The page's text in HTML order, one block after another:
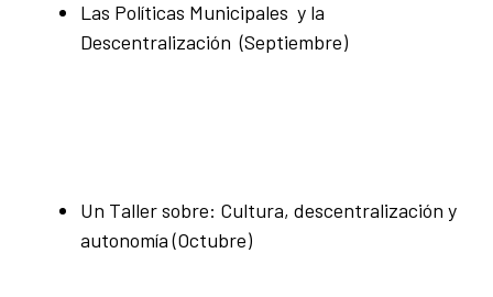
Las Políticas Municipales y la
Descentralización (Septiembre)
Un Taller sobre: Cultura, descentralización y
autonomía (Octubre)